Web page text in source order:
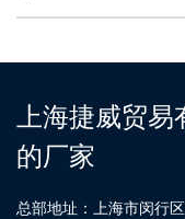
上海捷威贸
的厂家
总部地址：上海市闵行